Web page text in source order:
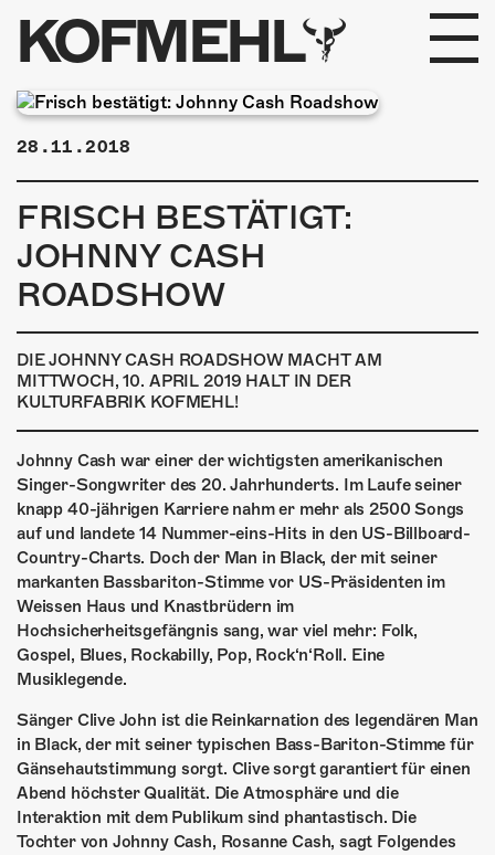
KOFMEHL
PROGRAMM
FABRIKGEFLÜSTER
GALERIE
FOTOGALERIE
PHOTOMAT
INFOS
KONTAKT
ÜBER UNS
GÖNNEREI
SHOP
MITMACHEN
28.11.2018
FRISCH BESTÄTIGT:
JOHNNY CASH
ROADSHOW
DIE JOHNNY CASH ROADSHOW MACHT AM
MITTWOCH, 10. APRIL 2019 HALT IN DER
KULTURFABRIK KOFMEHL!
Johnny Cash war einer der wichtigsten amerikanischen
Singer-Songwriter des 20. Jahrhunderts. Im Laufe seiner
knapp 40-jährigen Karriere nahm er mehr als 2500 Songs
auf und landete 14 Nummer-eins-Hits in den US-Billboard-
Country-Charts. Doch der Man in Black, der mit seiner
markanten Bassbariton-Stimme vor US-Präsidenten im
Weissen Haus und Knastbrüdern im
Hochsicherheitsgefängnis sang, war viel mehr: Folk,
Gospel, Blues, Rockabilly, Pop, Rock‘n‘Roll. Eine
Musiklegende.
Sänger Clive John ist die Reinkarnation des legendären Man
in Black, der mit seiner typischen Bass-Bariton-Stimme für
Gänsehautstimmung sorgt. Clive sorgt garantiert für einen
Abend höchster Qualität. Die Atmosphäre und die
Interaktion mit dem Publikum sind phantastisch. Die
Tochter von Johnny Cash, Rosanne Cash, sagt Folgendes